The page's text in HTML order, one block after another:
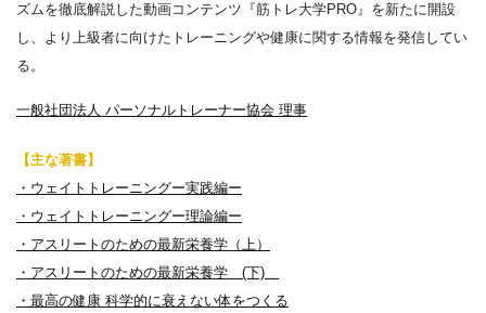
ズムを徹底解説した動画コンテンツ『筋トレ大学PRO』を新たに開設
し、より上級者に向けたトレーニングや健康に関する情報を発信してい
る。
一般社団法人 パーソナルトレーナー協会 理事
【主な著書】
・ウェイトトレーニングー実践編ー
・ウェイトトレーニングー理論編ー
・アスリートのための最新栄養学（上）
・アスリートのための最新栄養学 (下)
・最高の健康 科学的に衰えない体をつくる